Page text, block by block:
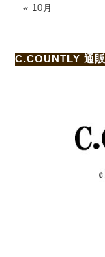
« 10月
C.COUNTLY 通販